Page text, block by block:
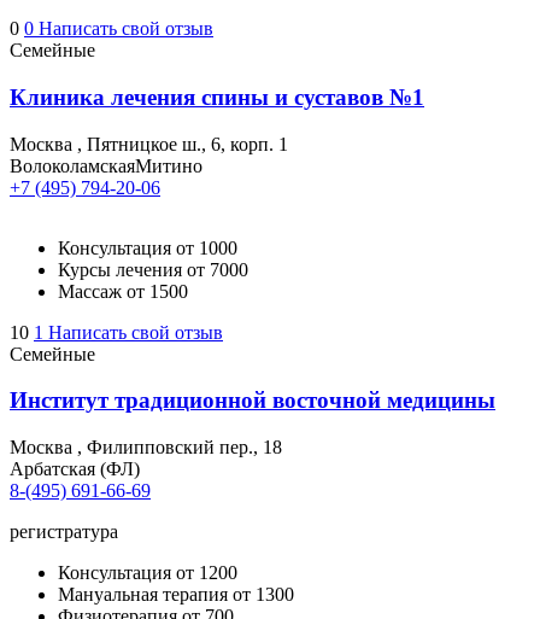
0 0 Написать свой отзыв
Семейные
Клиника лечения спины и суставов №1
Москва , Пятницкое ш., 6, корп. 1
ВолоколамскаяМитино
+7 (495) 794-20-06
Консультация от 1000
Курсы лечения от 7000
Массаж от 1500
10 1 Написать свой отзыв
Семейные
Институт традиционной восточной медицины
Москва , Филипповский пер., 18
Арбатская (ФЛ)
8-(495) 691-66-69
регистратура
Консультация от 1200
Мануальная терапия от 1300